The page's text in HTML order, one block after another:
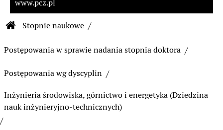
www.pcz.pl
Ścieżka nawigacyjna
Stopnie naukowe
Postępowania w sprawie nadania stopnia doktora
Postępowania wg dyscyplin
Inżynieria środowiska, górnictwo i energetyka (Dziedzina
nauk inżynieryjno-technicznych)